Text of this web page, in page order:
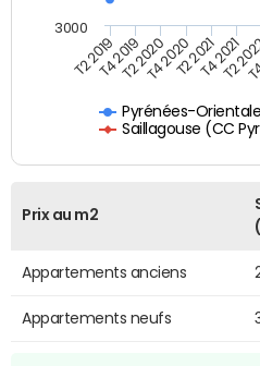
Pyrénées-
Saillagouse (CC
T2 2019T4 2019T2 2020T4 2020T2 2021T4 2021
T2
3000
Prix au m2
Appartements anciens
Appartements neufs